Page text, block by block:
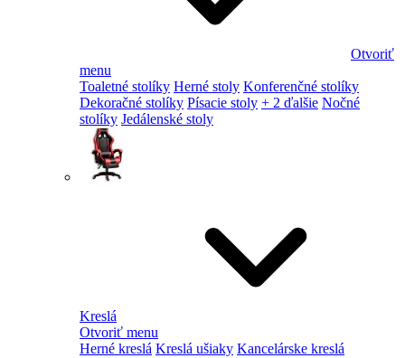
Otvoriť
menu
Toaletné stolíky Herné stoly Konferenčné stolíky
Dekoračné stolíky Písacie stoly + 2 ďalšie Nočné
stolíky Jedálenské stoly
Kreslá
Otvoriť menu
Herné kreslá Kreslá ušiaky Kancelárske kreslá